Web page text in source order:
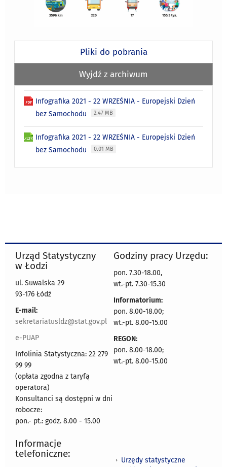
Pliki do pobrania
Wyjdź z archiwum
Infografika 2021 - 22 WRZEŚNIA - Europejski Dzień
bez Samochodu
2.47 MB
Infografika 2021 - 22 WRZEŚNIA - Europejski Dzień
bez Samochodu
0.01 MB
Urząd Statystyczny
w Łodzi
ul. Suwalska 29
93-176 Łódź
E-mail:
sekretariatusldz@stat.gov.pl
e-PUAP
Infolinia Statystyczna: 22 279
99 99
(opłata zgodna z taryfą
operatora)
Konsultanci są dostępni w dni
robocze:
pon.- pt.: godz. 8.00 - 15.00
Godziny pracy Urzędu:
pon. 7.30-18.00,
wt.-pt. 7.30-15.30
Informatorium:
pon. 8.00-18.00;
wt.-pt. 8.00-15.00
REGON:
pon. 8.00-18.00;
wt.-pt. 8.00-15.00
Informacje
telefoniczne:
Urzędy statystyczne